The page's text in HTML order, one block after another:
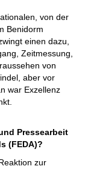
von der
Benidorm
einen dazu,
Zeitmessung,
von
aber vor
war Exzellenz
Pressearbeit
(FEDA)?
zur